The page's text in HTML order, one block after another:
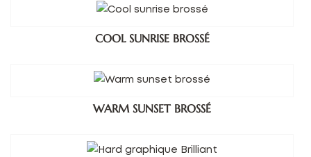
COOL SUNRISE BROSSÉ
WARM SUNSET BROSSÉ